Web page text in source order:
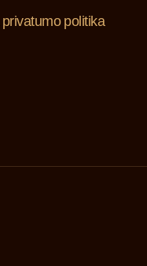
privatumo politika